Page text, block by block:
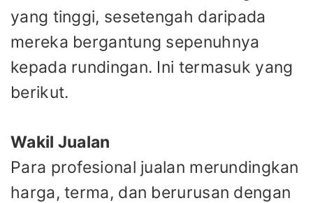
yang tinggi, sesetengah daripada
mereka bergantung sepenuhnya
kepada rundingan. Ini termasuk yang
berikut.
Wakil Jualan
Para profesional jualan merundingkan
harga, terma, dan berurusan dengan